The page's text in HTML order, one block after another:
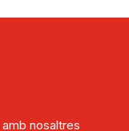
nosaltres